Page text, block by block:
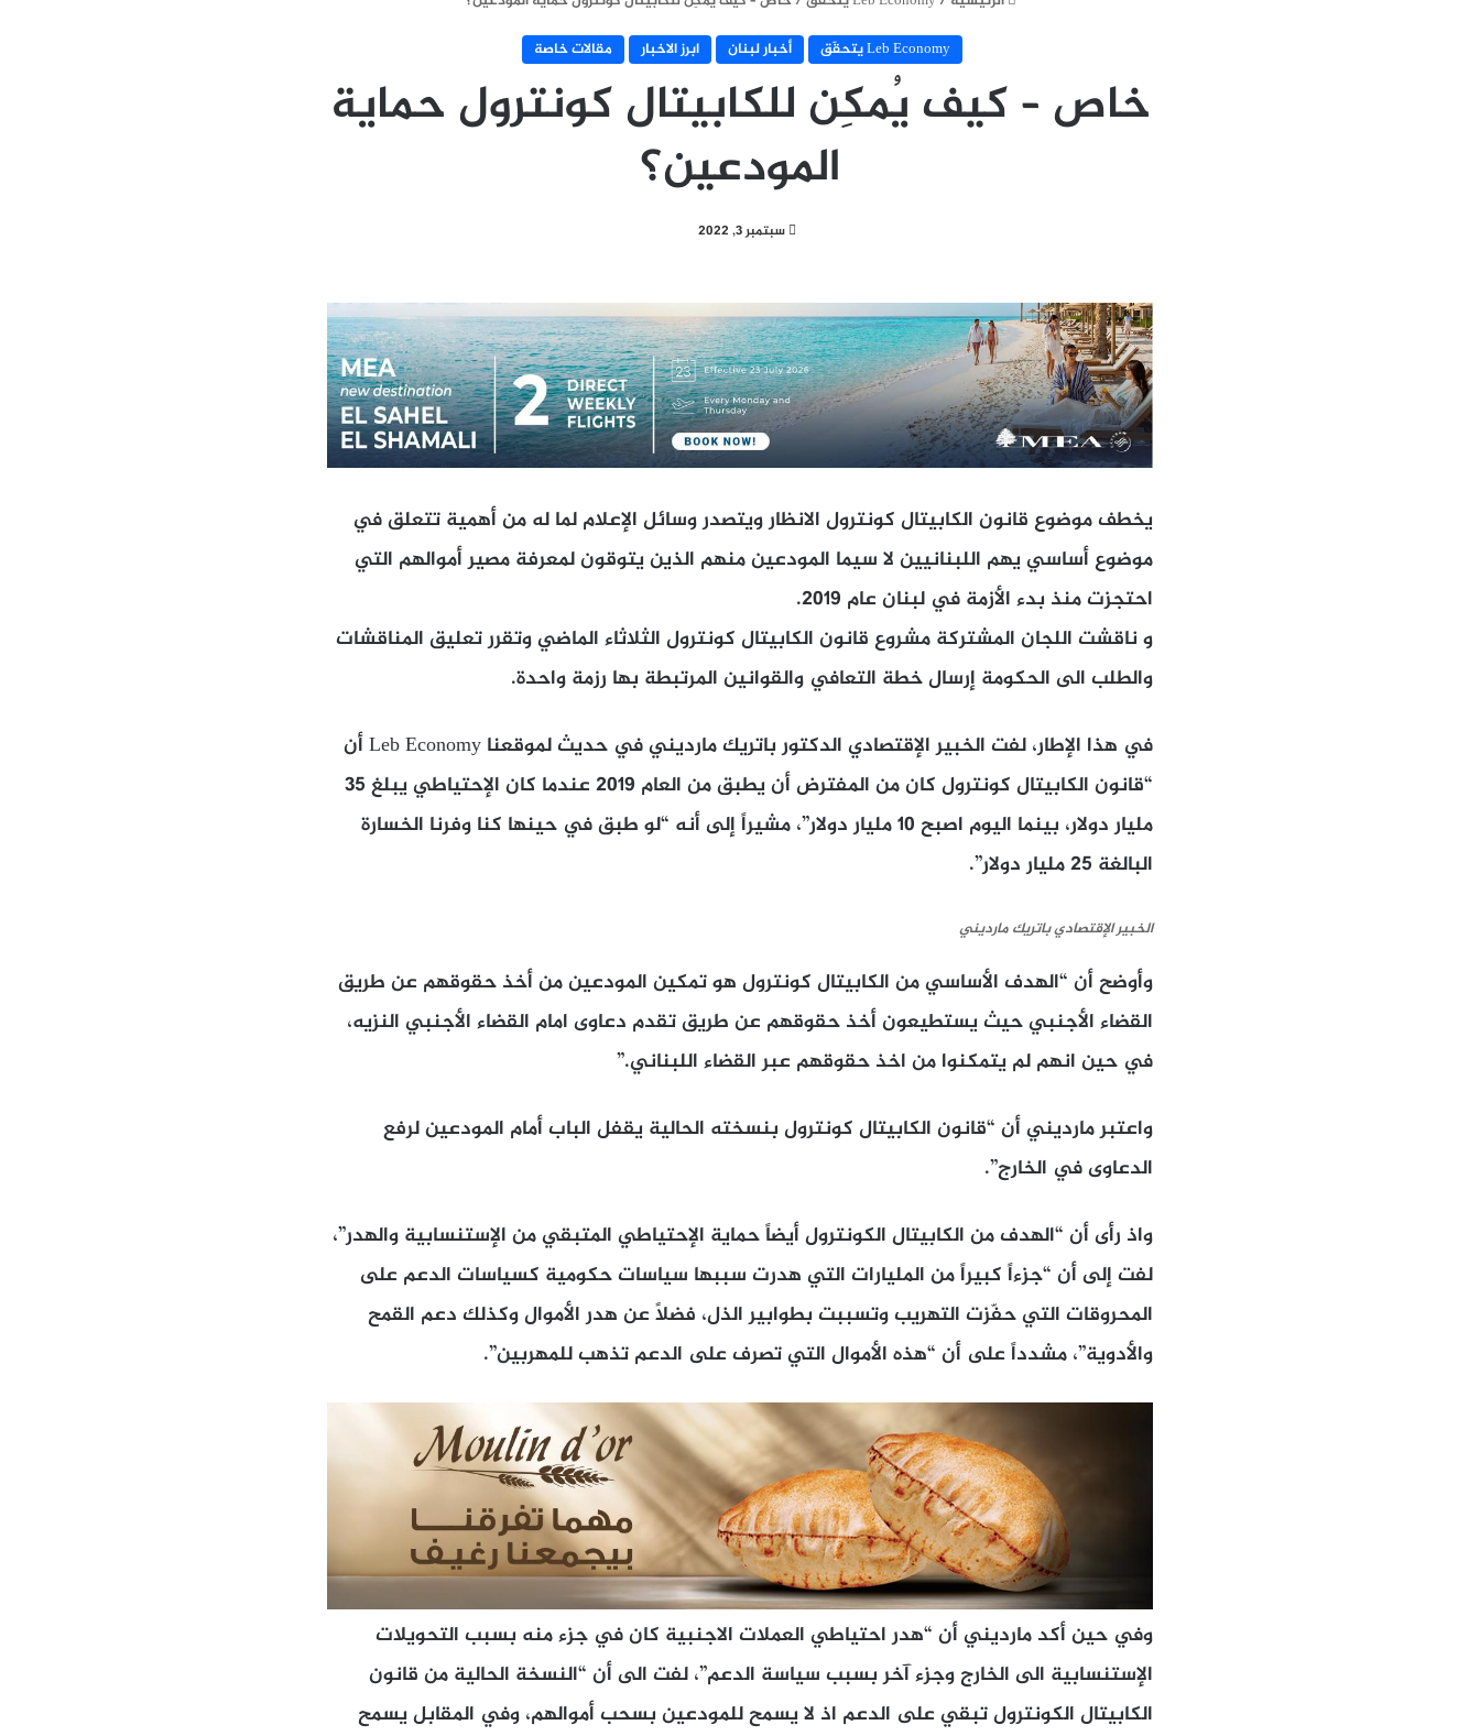
Leb Economy يتحقّق
أخبار لبنان ابرز الاخبار مقالات خاصة
خاص – كيف يُمكِن للكابيتال كونترول حماية
المودعين؟
سبتمبر 3, 2022
يخطف موضوع قانون الكابيتال كونترول الانظار ويتصدر وسائل الإعلام لما له من أهمية تتعلق في
موضوع أساسي يهم اللبنانيين لا سيما المودعين منهم الذين يتوقون لمعرفة مصير أموالهم التي
احتجزت منذ بدء الأزمة في لبنان عام 2019.
و ناقشت اللجان المشتركة مشروع قانون الكابيتال كونترول الثلاثاء الماضي وتقرر تعليق المناقشات
والطلب الى الحكومة إرسال خطة التعافي والقوانين المرتبطة بها رزمة واحدة.
في هذا الإطار، لفت الخبير الإقتصادي الدكتور باتريك مارديني في حديث لموقعنا Leb Economy أن
“قانون الكابيتال كونترول كان من المفترض أن يطبق من العام 2019 عندما كان الإحتياطي يبلغ 35
مليار دولار، بينما اليوم اصبح 10 مليار دولار”، مشيراً إلى أنه “لو طبق في حينها كنا وفرنا الخسارة
البالغة 25 مليار دولار”.
الخبير الإقتصادي باتريك مارديني
وأوضح أن “الهدف الأساسي من الكابيتال كونترول هو تمكين المودعين من أخذ حقوقهم عن طريق
القضاء الأجنبي حيث يستطيعون أخذ حقوقهم عن طريق تقدم دعاوى امام القضاء الأجنبي النزيه،
في حين انهم لم يتمكنوا من اخذ حقوقهم عبر القضاء اللبناني.”
واعتبر مارديني أن “قانون الكابيتال كونترول بنسخته الحالية يقفل الباب أمام المودعين لرفع
الدعاوى في الخارج”.
واذ رأى أن “الهدف من الكابيتال الكونترول أيضاً حماية الإحتياطي المتبقي من الإستنسابية والهدر”،
لفت إلى أن “جزءاً كبيراً من المليارات التي هدرت سببها سياسات حكومية كسياسات الدعم على
المحروقات التي حفّزت التهريب وتسببت بطوابير الذل، فضلاً عن هدر الأموال وكذلك دعم القمح
والأدوية”، مشدداً على أن “هذه الأموال التي تصرف على الدعم تذهب للمهربين”.
وفي حين أكد مارديني أن “هدر احتياطي العملات الاجنبية كان في جزء منه بسبب التحويلات
الإستنسابية الى الخارج وجزء آخر بسبب سياسة الدعم”، لفت الى أن “النسخة الحالية من قانون
الكابيتال الكونترول تبقي على الدعم اذ لا يسمح للمودعين بسحب أموالهم، وفي المقابل يسمح